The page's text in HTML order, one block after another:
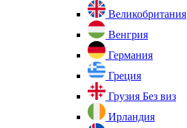
Великобритания
Венгрия
Германия
Греция
Грузия Без виз
Ирландия